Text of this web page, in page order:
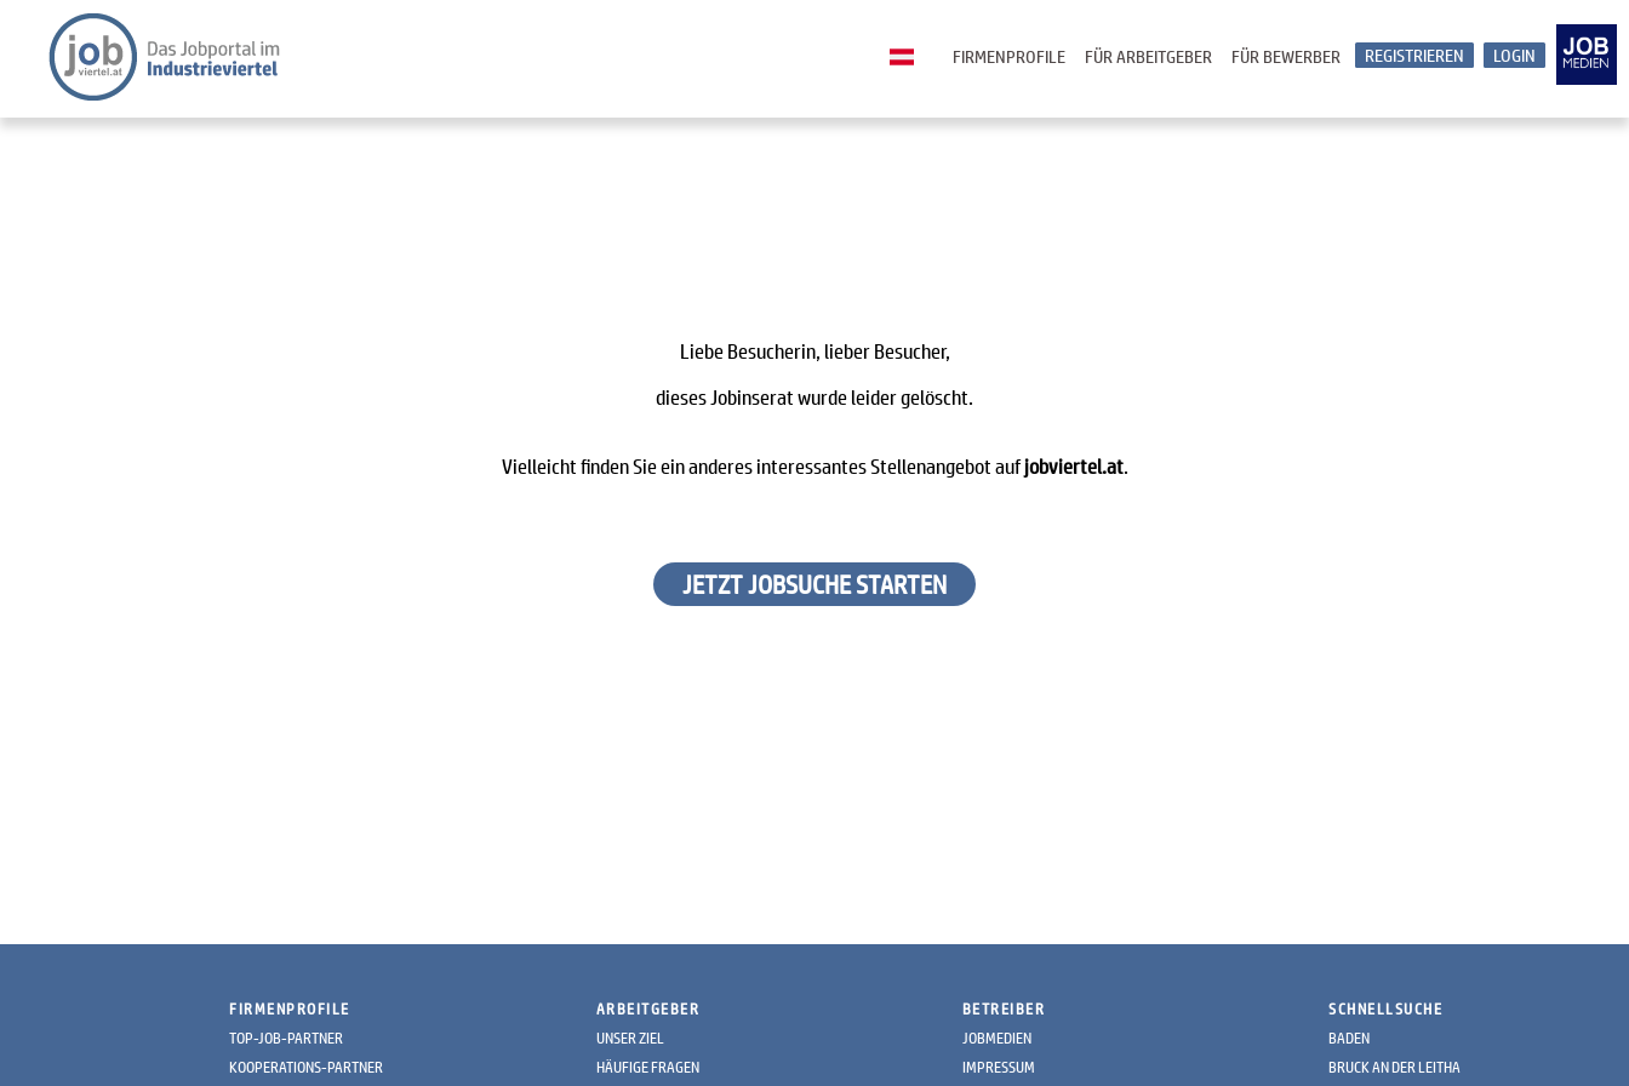
LOGIN
REGISTRIEREN
FÜR BEWERBER
FÜR ARBEITGEBER
FIRMENPROFILE
Liebe Besucherin, lieber Besucher,
dieses Jobinserat wurde leider gelöscht.
Vielleicht finden Sie ein anderes interessantes Stellenangebot aufjobviertel.at.
JETZT JOBSUCHE STARTEN
FIRMENPROFILE
TOP-JOB-PARTNER
KOOPERATIONS-PARTNER
ARBEITGEBER
UNSER ZIEL
HÄUFIGE FRAGEN
BETREIBER
JOBMEDIEN
IMPRESSUM
SCHNELLSUCHE
BADEN
BRUCK AN DER LEITHA